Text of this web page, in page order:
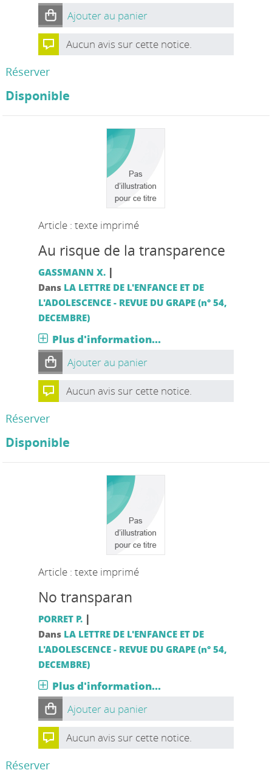
Ajouter au panier
Aucun avis sur cette notice.
Réserver
Disponible
Article : texte imprimé
Au risque de la transparence
GASSMANN X. |
Dans LA LETTRE DE L'ENFANCE ET DE
L'ADOLESCENCE - REVUE DU GRAPE (n° 54,
DECEMBRE)
Plus d'information...
Ajouter au panier
Aucun avis sur cette notice.
Réserver
Disponible
Article : texte imprimé
No transparan
PORRET P. |
Dans LA LETTRE DE L'ENFANCE ET DE
L'ADOLESCENCE - REVUE DU GRAPE (n° 54,
DECEMBRE)
Plus d'information...
Ajouter au panier
Aucun avis sur cette notice.
Réserver